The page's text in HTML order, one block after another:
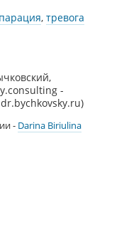
, тревога
-
- Darina Biriulina